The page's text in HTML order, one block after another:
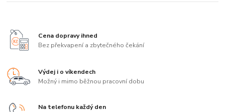
Cena dopravy ihned
Bez překvapení a zbytečného čekání
Výdej i o víkendech
Možný i mimo běžnou pracovní dobu
Na telefonu každý den